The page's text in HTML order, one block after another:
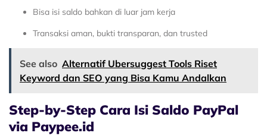
Bisa isi saldo bahkan di luar jam kerja
Transaksi aman, bukti transparan, dan trusted
See also Alternatif Ubersuggest Tools Riset
Keyword dan SEO yang Bisa Kamu Andalkan
Step-by-Step Cara Isi Saldo PayPal
via Paypee.id